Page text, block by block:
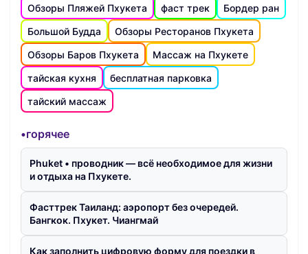
Обзоры Пляжей Пхукета фаст трек
Бордер ран
Большой Будда
Обзоры Ресторанов Пхукета
Обзоры Баров Пхукета
Массаж на Пхукете
тайская кухня
бесплатная парковка
тайский массаж
•горячее
Phuket • проводник — всё необходимое для жизни
и отдыха на Пхукете.
Фасттрек Таиланд: аэропорт без очередей.
Бангкок. Пхукет. Чиангмай
Как заполнить цифровую форму для поездки в